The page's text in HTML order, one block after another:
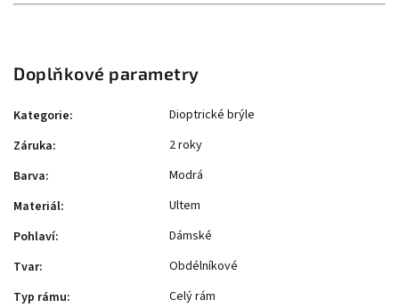
Doplňkové parametry
Kategorie:
Dioptrické brýle
Záruka:
2 roky
Barva:
Modrá
Materiál:
Ultem
Pohlaví:
Dámské
Tvar:
Obdélníkové
Typ rámu:
Celý rám